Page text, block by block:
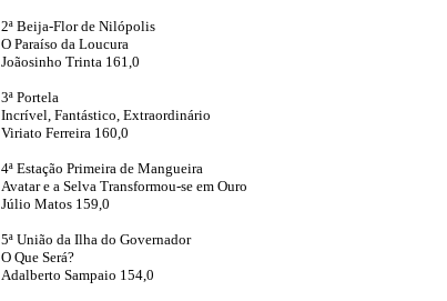
2ª Beija-Flor de Nilópolis
O Paraíso da Loucura
Joãosinho Trinta 161,0
3ª Portela
Incrível, Fantástico, Extraordinário
Viriato Ferreira 160,0
4ª Estação Primeira de Mangueira
Avatar e a Selva Transformou-se em Ouro
Júlio Matos 159,0
5ª União da Ilha do Governador
O Que Será?
Adalberto Sampaio 154,0